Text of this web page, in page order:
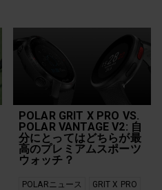
冒険
回復
女性の強さ
年齢
心拍
心拍トレーニング
心拍数トレーニング
技術
持久力
新機能
新製品
栄養
機能
POLAR GRIT X PRO VS.
POLAR VANTAGE V2: 自
分にとってはどちらが最
高のプレミアムスポーツ
ウォッチ？
POLARニュース
GRIT X PRO